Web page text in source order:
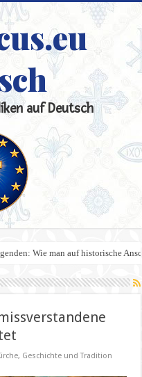
auf Deutsch
Wie man auf historische
, Geschichte und Tradition